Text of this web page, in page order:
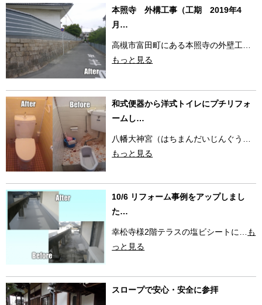
本照寺 外構工事（工期 2019年4
月…
高槻市富田町にある本照寺の外壁工…
もっと見る
和式便器から洋式トイレにプチリフォ
ームし…
八幡大神宮（はちまんだいじんぐう…
もっと見る
10/6 リフォーム事例をアップしまし
た…
幸松寺様2階テラスの塩ビシートに…
も
っと見る
スロープで安心・安全に参拝